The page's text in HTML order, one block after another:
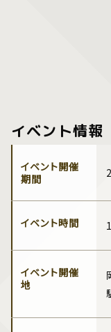
イベント情報
イベント開催
期間
イベント時間
イベント開催
地